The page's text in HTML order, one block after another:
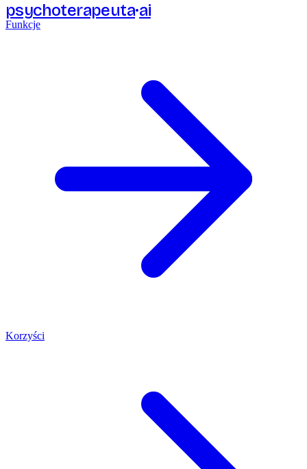
psychoterapeuta ai
Funkcje
Korzyści